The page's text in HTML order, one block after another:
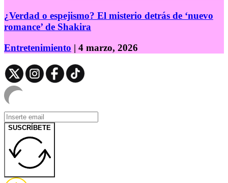
¿Verdad o espejismo? El misterio detrás de ‘nuevo
romance’ de Shakira
Entretenimiento | 4 marzo, 2026
SUSCRÍBETE